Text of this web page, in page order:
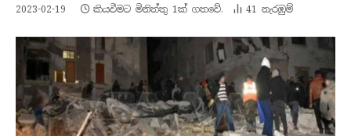
2023-02-19 කියවීමට මිනිත්තු 1ක් ගතවේ. 41 නැරඹු​ම්